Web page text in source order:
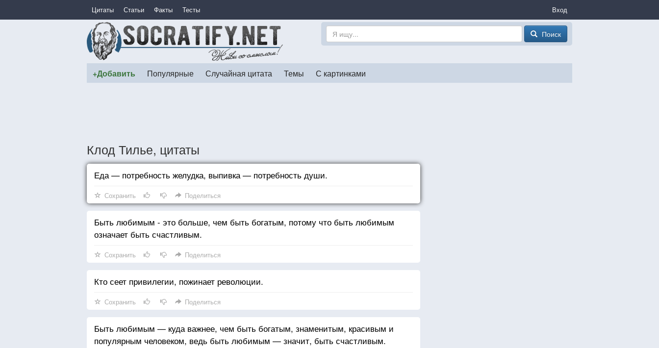
Цитаты Статьи Факты Тесты Вход
Поиск
+Добавить Популярные Случайная цитата Темы С картинками
Клод Тилье, цитаты
Еда — потребность желудка, выпивка — потребность души.
Сохранить Поделиться
Быть любимым - это больше, чем быть богатым, потому что быть любимым
означает быть счастливым.
Сохранить Поделиться
Кто сеет привилегии, пожинает революции.
Сохранить Поделиться
Быть любимым — куда важнее, чем быть богатым, знаменитым, красивым и
популярным человеком, ведь быть любимым — значит, быть счастливым.